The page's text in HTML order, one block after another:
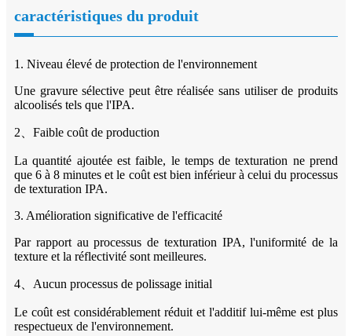
caractéristiques du produit
1. Niveau élevé de protection de l'environnement
Une gravure sélective peut être réalisée sans utiliser de produits
alcoolisés tels que l'IPA.
2、Faible coût de production
La quantité ajoutée est faible, le temps de texturation ne prend
que 6 à 8 minutes et le coût est bien inférieur à celui du processus
de texturation IPA.
3. Amélioration significative de l'efficacité
Par rapport au processus de texturation IPA, l'uniformité de la
texture et la réflectivité sont meilleures.
4、Aucun processus de polissage initial
Le coût est considérablement réduit et l'additif lui-même est plus
respectueux de l'environnement.